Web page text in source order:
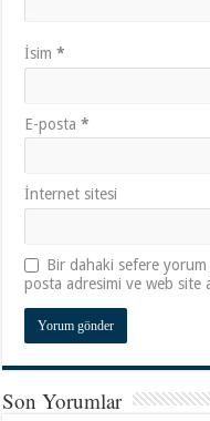
İsim*
E-posta*
İnternet sitesi
Bir dahaki sefere yorum
posta adresimi ve web site
Son Yorumlar